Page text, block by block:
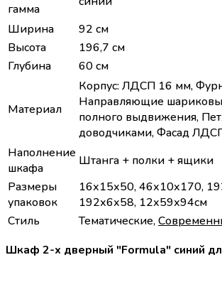
гамма
Ширина
92 см
Высота
196,7 см
Глубина
60 см
Материал
Корпус: ЛДСП 16 мм,
Направляющие
полного выдвижения,
доводчиками, Фасад
Наполнение
шкафа
Штанга + полки + ящики
Размеры
упаковок
16х15х50, 46х10х170,
192х6х58, 12х59х94см
Стиль
Тематические,
Шкаф 2-х дверный "Formula" синий